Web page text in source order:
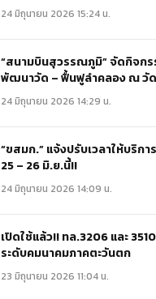
24 มิถุนายน 2026 15:24 น.
“สนามบินสุวรรณภูมิ” จัดกิจก
พัฒนาวัด – ฟื้นฟูลำคลอง ณ วั
24 มิถุนายน 2026 14:29 น.
“ขสมก.” แจ้งปรับเวลาให้บริก
25 – 26 มิ.ย.นี้!!
24 มิถุนายน 2026 14:09 น.
เปิดใช้แล้ว!! ทล.3206 และ
ระดับคมนาคมภาคตะวันตก
23 มิถุนายน 2026 11:04 น.